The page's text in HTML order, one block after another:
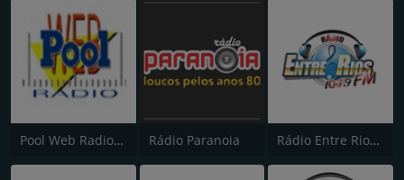
Pool Web Radio "Energia no Ar" Rádio Paranoia Rádio Entre Rios FM 104.9